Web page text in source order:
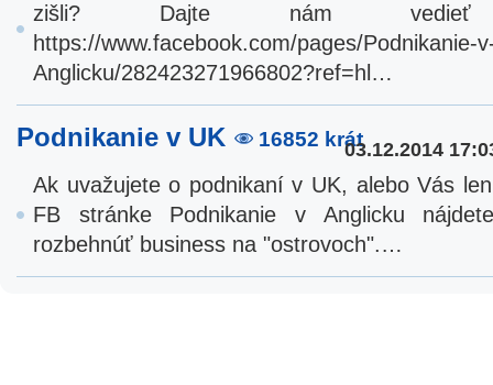
zišli? Dajte nám
https://www.facebook.com/pages/Podnikanie-
Anglicku/282423271966802?ref=hl…
Podnikanie v UK 16852 krát03.12.2014
Ak uvažujete o podnikaní v UK, alebo Vás
FB stránke Podnikanie v Anglicku
rozbehnúť business na "ostrovoch".…